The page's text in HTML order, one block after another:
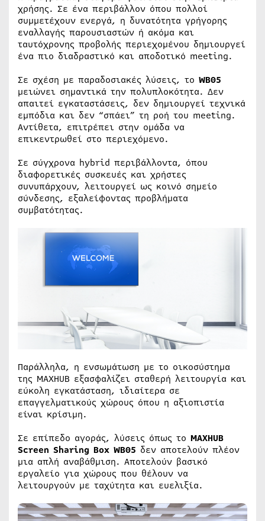
χρήσης. Σε ένα περιβάλλον όπου πολλοί
συμμετέχουν ενεργά, η δυνατότητα γρήγορης
εναλλαγής παρουσιαστών ή ακόμα και
ταυτόχρονης προβολής περιεχομένου δημιουργεί
ένα πιο διαδραστικό και αποδοτικό meeting.
Σε σχέση με παραδοσιακές λύσεις, το WB05
μειώνει σημαντικά την πολυπλοκότητα. Δεν
απαιτεί εγκαταστάσεις, δεν δημιουργεί τεχνικά
εμπόδια και δεν “σπάει” τη ροή του meeting.
Αντίθετα, επιτρέπει στην ομάδα να
επικεντρωθεί στο περιεχόμενο.
Σε σύγχρονα hybrid περιβάλλοντα, όπου
διαφορετικές συσκευές και χρήστες
συνυπάρχουν, λειτουργεί ως κοινό σημείο
σύνδεσης, εξαλείφοντας προβλήματα
συμβατότητας.
Παράλληλα, η ενσωμάτωση με το οικοσύστημα
της MAXHUB εξασφαλίζει σταθερή λειτουργία και
εύκολη εγκατάσταση, ιδιαίτερα σε
επαγγελματικούς χώρους όπου η αξιοπιστία
είναι κρίσιμη.
Σε επίπεδο αγοράς, λύσεις όπως το MAXHUB
Screen Sharing Box WB05 δεν αποτελούν πλέον
μια απλή αναβάθμιση. Αποτελούν βασικό
εργαλείο για χώρους που θέλουν να
λειτουργούν με ταχύτητα και ευελιξία.